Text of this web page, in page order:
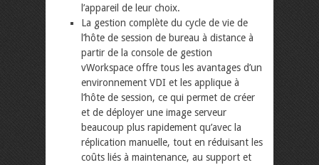
l’appareil de leur choix.
La gestion complète du cycle de vie de
l’hôte de session de bureau à distance à
partir de la console de gestion
vWorkspace offre tous les avantages d’un
environnement VDI et les applique à
l’hôte de session, ce qui permet de créer
et de déployer une image serveur
beaucoup plus rapidement qu’avec la
réplication manuelle, tout en réduisant les
coûts liés à maintenance, au support et